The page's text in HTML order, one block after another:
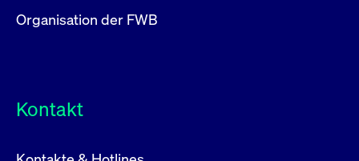
Organisation der FWB
Kontakt